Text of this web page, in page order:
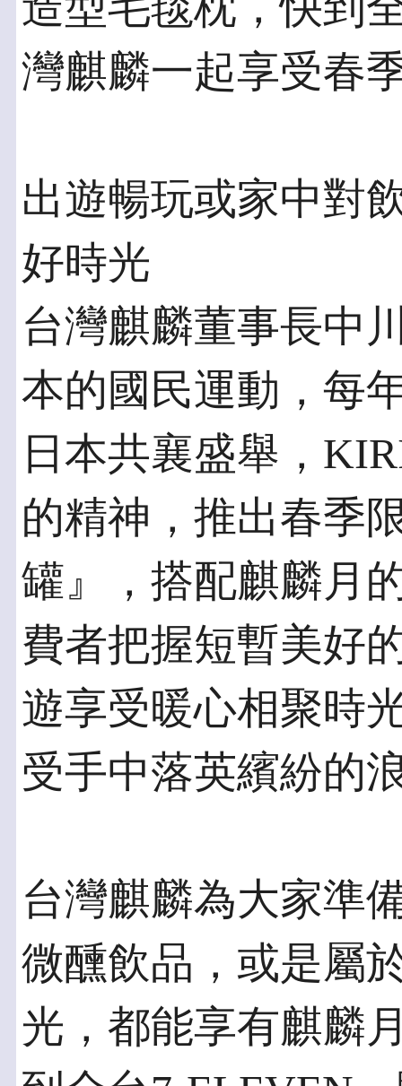
灣麒麟一起享受春
出遊暢玩或家中對
好時光
台灣麒麟董事長中
本的國民運動，每
日本共襄盛舉，
的精神，推出春季
罐』，搭配麒麟月
費者把握短暫美好
遊享受暖心相聚時
受手中落英繽紛的
台灣麒麟為大家準
微醺飲品，或是屬
光，都能享有麒麟